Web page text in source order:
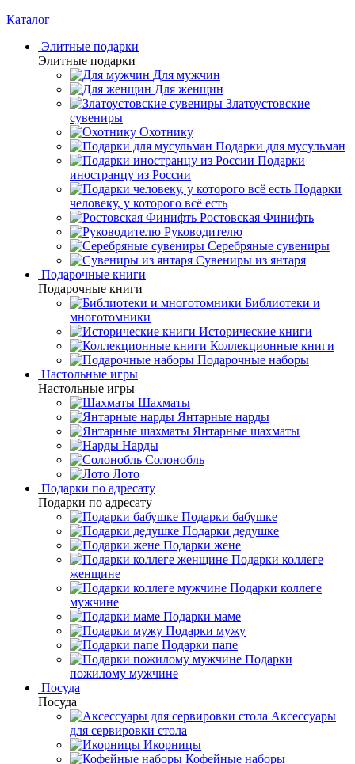
Каталог
Элитные подарки
Элитные подарки
Для мужчин
Для женщин
Златоустовские
сувениры
Охотнику
Подарки для мусульман
Подарки
иностранцу из России
Подарки
человеку, у которого всё есть
Ростовская Финифть
Руководителю
Серебряные сувениры
Сувениры из янтаря
Подарочные книги
Подарочные книги
Библиотеки и
многотомники
Исторические книги
Коллекционные книги
Подарочные наборы
Настольные игры
Настольные игры
Шахматы
Янтарные нарды
Янтарные шахматы
Нарды
Солонобль
Лото
Подарки по адресату
Подарки по адресату
Подарки бабушке
Подарки дедушке
Подарки жене
Подарки коллеге
женщине
Подарки коллеге
мужчине
Подарки маме
Подарки мужу
Подарки папе
Подарки
пожилому мужчине
Посуда
Посуда
Аксессуары
для сервировки стола
Икорницы
Кофейные наборы